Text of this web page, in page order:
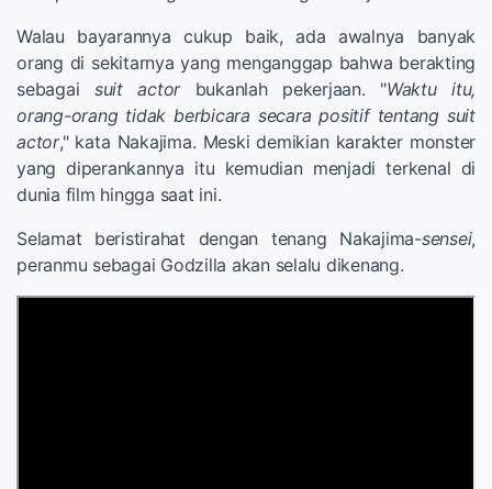
Walau bayarannya cukup baik, ada awalnya banyak
orang di sekitarnya yang menganggap bahwa berakting
sebagai suit actorbukanlah pekerjaan. "Waktu itu,
orang-orang tidak berbicara secara positif tentang suit
actor," kata Nakajima. Meski demikian karakter monster
yang diperankannya itu kemudian menjadi terkenal di
dunia film hingga saat ini.
Selamat beristirahat dengan tenang Nakajima-sensei,
peranmu sebagai Godzilla akan selalu dikenang.